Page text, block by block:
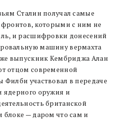
Сталин получал самые
фронтов, которыми с ним не
и расшифровки донесений
машину вермахта
выпускник Кембриджа Алан
отцом современной
участвовал в передаче
ядерного оружия и
британской
блоке — даром что сам и